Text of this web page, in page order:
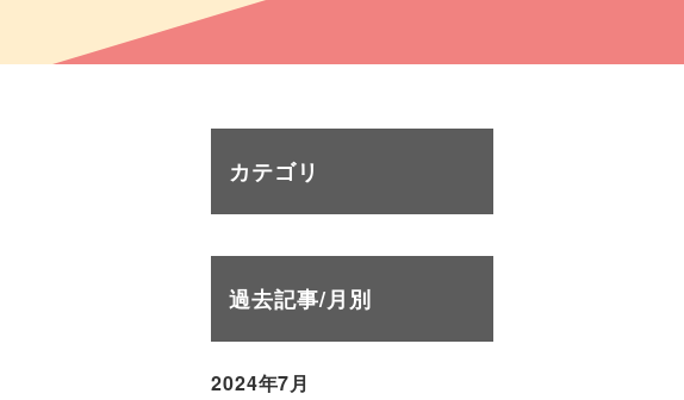
カテゴリ
過去記事/月別
2024年7月